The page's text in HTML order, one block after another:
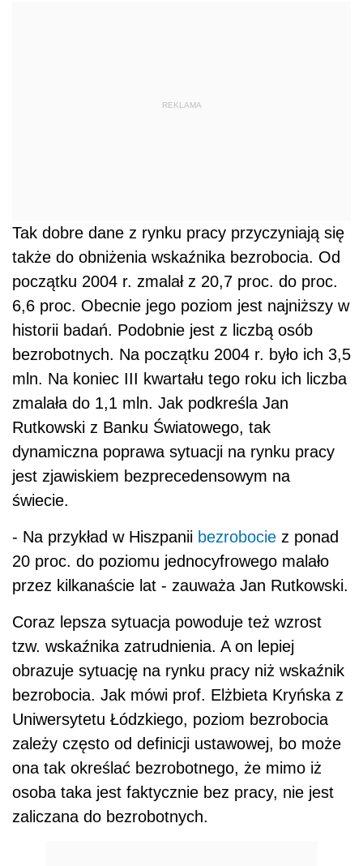
REKLAMA
Tak dobre dane z rynku pracy przyczyniają się
także do obniżenia wskaźnika bezrobocia. Od
początku 2004 r. zmalał z 20,7 proc. do proc.
6,6 proc. Obecnie jego poziom jest najniższy w
historii badań. Podobnie jest z liczbą osób
bezrobotnych. Na początku 2004 r. było ich 3,5
mln. Na koniec III kwartału tego roku ich liczba
zmalała do 1,1 mln. Jak podkreśla Jan
Rutkowski z Banku Światowego, tak
dynamiczna poprawa sytuacji na rynku pracy
jest zjawiskiem bezprecedensowym na
świecie.
- Na przykład w Hiszpanii bezrobocie z ponad
20 proc. do poziomu jednocyfrowego malało
przez kilkanaście lat - zauważa Jan Rutkowski.
Coraz lepsza sytuacja powoduje też wzrost
tzw. wskaźnika zatrudnienia. A on lepiej
obrazuje sytuację na rynku pracy niż wskaźnik
bezrobocia. Jak mówi prof. Elżbieta Kryńska z
Uniwersytetu Łódzkiego, poziom bezrobocia
zależy często od definicji ustawowej, bo może
ona tak określać bezrobotnego, że mimo iż
osoba taka jest faktycznie bez pracy, nie jest
zaliczana do bezrobotnych.